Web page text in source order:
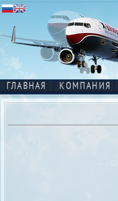
ГЛАВНАЯ КОМПАНИЯ